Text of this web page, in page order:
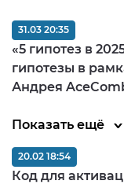
«5 гипотез в
гипотезы в
Андрея
31.03 20:35
Показать ещё
Код для
20.02 18:54